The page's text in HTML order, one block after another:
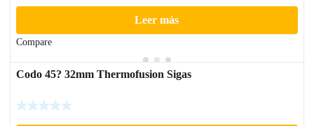
Leer más
Compare
Codo 45? 32mm Thermofusion Sigas